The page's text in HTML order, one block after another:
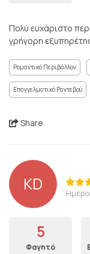
Πολύ ευχάριστο
γρήγορη
Ρομαντικό Περιβάλλον
Επαγγελματικό Ραντεβού
Share
KD
5
Φαγητό